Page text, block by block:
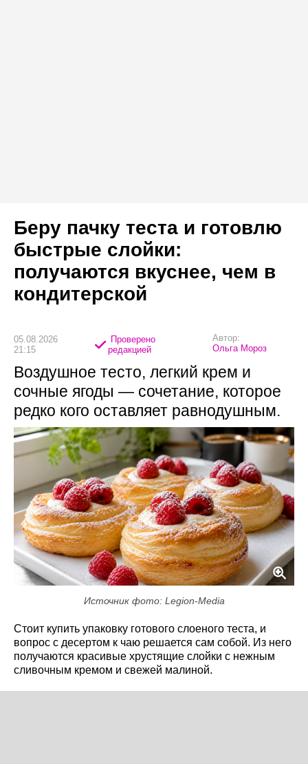
Беру пачку теста и готовлю
быстрые слойки:
получаются вкуснее, чем в
кондитерской
05.08.2026
21:15
Проверено
редакцией
Автор:
Ольга Мороз
Воздушное тесто, легкий крем и
сочные ягоды — сочетание, которое
редко кого оставляет равнодушным.
Источник фото: Legion-Media
Стоит купить упаковку готового слоеного теста, и
вопрос с десертом к чаю решается сам собой. Из него
получаются красивые хрустящие слойки с нежным
сливочным кремом и свежей малиной.